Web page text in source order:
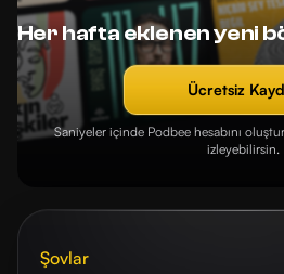
Her hafta eklenen yeni
Ücretsiz
Saniyeler içinde Podbee hesabını
izleyebilirsin.
Şovlar